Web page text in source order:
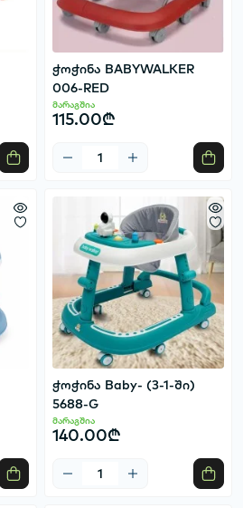
ჭოჭინა BABYWALKER
006-RED
მარაგშია
115.00₾
ჭოჭინა Baby- (3-1-ში)
5688-G
მარაგშია
140.00₾